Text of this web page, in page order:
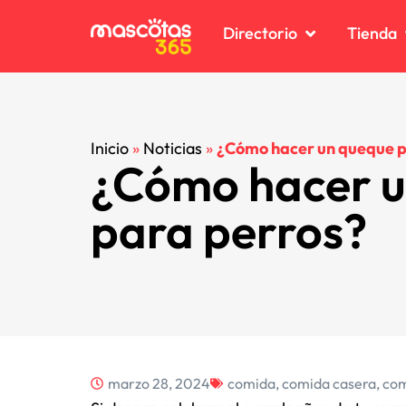
Directorio Tienda
Inicio » Noticias » ¿Cómo hacer un queque
¿Cómo hacer
para perros?
marzo 28, 2024 comida, comida casera,